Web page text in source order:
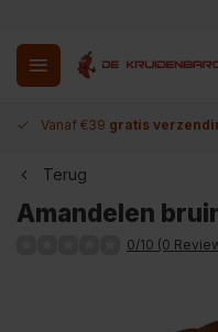
Vanaf €39 gratis
Terug
Amandelen
0/10 (0